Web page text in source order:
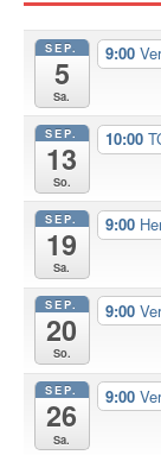
SEP.
5
Sa.
9:00
SEP.
13
So.
10:00
SEP.
19
Sa.
9:00
SEP.
20
So.
9:00
SEP.
26
Sa.
9:00